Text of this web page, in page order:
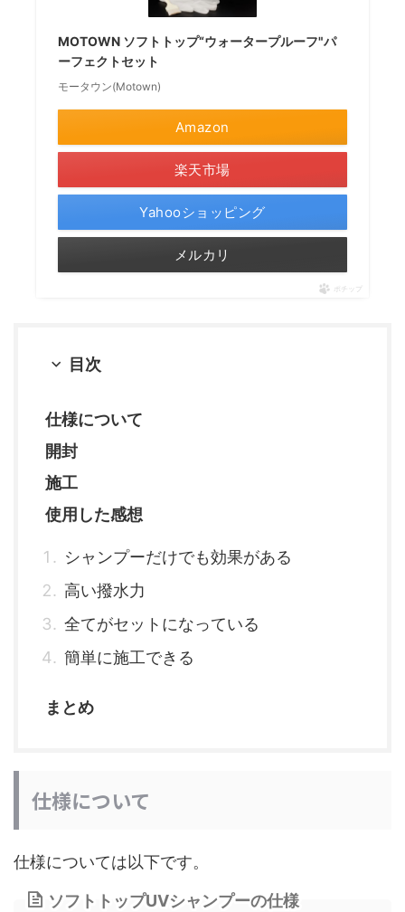
MOTOWN ソフトトップ“ウォータープルーフ"パ
ーフェクトセット
モータウン(Motown)
Amazon
楽天市場
Yahooショッピング
メルカリ
ポチップ
目次
仕様について
開封
施工
使用した感想
シャンプーだけでも効果がある
高い撥水力
全てがセットになっている
簡単に施工できる
まとめ
仕様について
仕様については以下です。
ソフトトップUVシャンプーの仕様